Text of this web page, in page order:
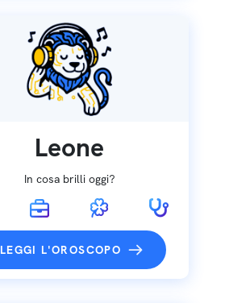
Leone
In cosa brilli oggi?
LEGGI L'OROSCOPO